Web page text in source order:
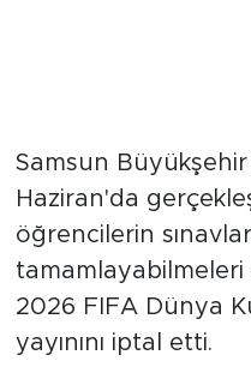
Samsun
Haziran'da
öğrencilerin
tamamlayabilmeleri
2026 FIFA Dünya
yayınını iptal etti.